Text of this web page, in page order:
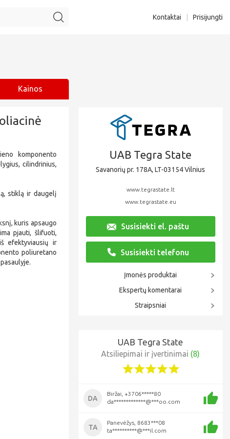
Kontaktai Prisijungti
Kainos
komponento
cilindrinius,
stiklą ir daugelį
kuris apsaugo
pjauti, šlifuoti,
efektyviausių ir
poliuretano
UAB Tegra State
Savanorių pr. 178A, LT-03154 Vilnius
www.tegrastate.lt
www.tegrastate.eu
Susisiekti el. paštu
Susisiekti telefonu
Įmonės produktai
Ekspertų komentarai
Straipsniai
UAB Tegra State
Atsiliepimai ir įvertinimai (8)
DA
Biržai, +3706*****80
da*************@***oo.com
TA
Panevėžys, 8683***08
ta**********@***il.com